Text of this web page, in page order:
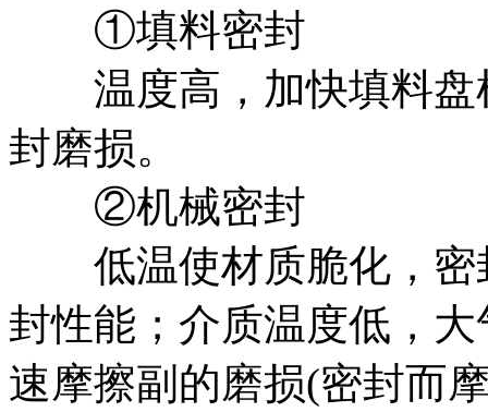
①填料密封
温度高，加快填料盘
封磨损。
②机械密封
低温使材质脆化，密
封性能；介质温度低，
速摩擦副的磨损(密封而